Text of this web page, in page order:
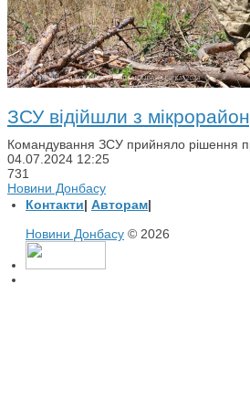
ЗСУ відійшли з
Командування ЗСУ прийняло рішення
04.07.2024 12:25
731
Новини Донбасу
Контакти| Авторам|
Новини Донбасу © 2026